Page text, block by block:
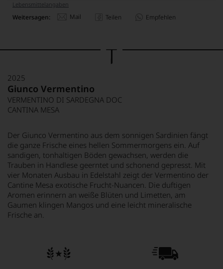
Lebensmittel­angaben
Weitersagen: Mail Teilen Empfehlen
2025
Giunco Vermentino
VERMENTINO DI SARDEGNA DOC
CANTINA MESA
Der Giunco Vermentino aus dem sonnigen Sardinien fängt
die ganze Frische eines hellen Sommermorgens ein. Auf
sandigen, tonhaltigen Böden gewachsen, werden die
Trauben in Handlese geerntet und schonend gepresst. Mit
vier Monaten Ausbau in Edelstahl zeigt der Vermentino der
Cantine Mesa exotische Frucht-Nuancen. Die duftigen
Aromen erinnern an weiße Blüten und Limetten, am
Gaumen klingen Mangos und eine leicht mineralische
Frische an.